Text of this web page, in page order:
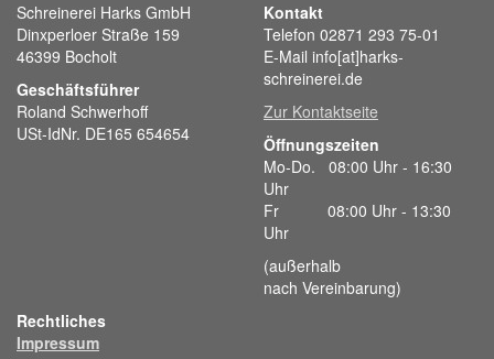
Schreinerei Harks GmbH
Dinxperloer Straße 159
46399 Bocholt
Geschäftsführer
Roland Schwerhoff
USt-IdNr. DE165 654654
Kontakt
Telefon 02871 293 75-01
E-Mail info[at]harks-
schreinerei.de
Zur Kontaktseite
Öffnungszeiten
Mo-Do. 08:00 Uhr - 16:30
Uhr
Fr 08:00 Uhr - 13:30
Uhr
(außerhalb
nach Vereinbarung)
Rechtliches
Impressum